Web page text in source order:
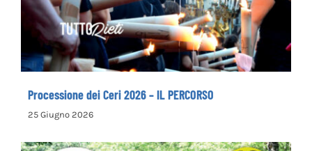
Processione dei Ceri 2026 – IL PERCORSO
25 Giugno 2026